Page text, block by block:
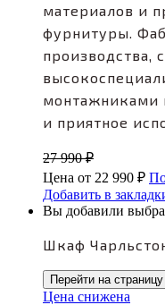
материалов и
фурнитуры.
производства,
монтажниками
и приятное
27 990₽
Цена от 22 990 ₽
Добавить в
Вы добавили
Шкаф
Перейти на страницу
Цена снижена